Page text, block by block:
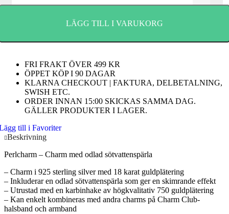
LÄGG TILL I VARUKORG
FRI FRAKT ÖVER 499 KR
ÖPPET KÖP I 90 DAGAR
KLARNA CHECKOUT | FAKTURA, DELBETALNING,
SWISH ETC.
ORDER INNAN 15:00 SKICKAS SAMMA DAG.
GÄLLER PRODUKTER I LAGER.
till i Favoriter
Beskrivning
Perlcharm – Charm med odlad sötvattenspärla
– Charm i 925 sterling silver med 18 karat guldplätering
– Inkluderar en odlad sötvattenspärla som ger en skimrande effekt
– Utrustad med en karbinhake av högkvalitativ 750 guldplätering
– Kan enkelt kombineras med andra charms på Charm Club-
halsband och armband